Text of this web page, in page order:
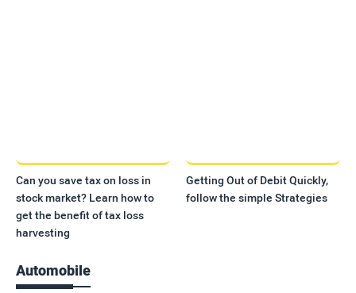
Can you save tax on loss in
stock market? Learn how to
get the benefit of tax loss
harvesting
Getting Out of Debit Quickly,
follow the simple Strategies
Automobile